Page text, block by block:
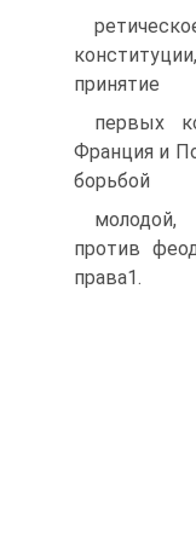
принятие
первых
Франция и
борьбой
против
права1.